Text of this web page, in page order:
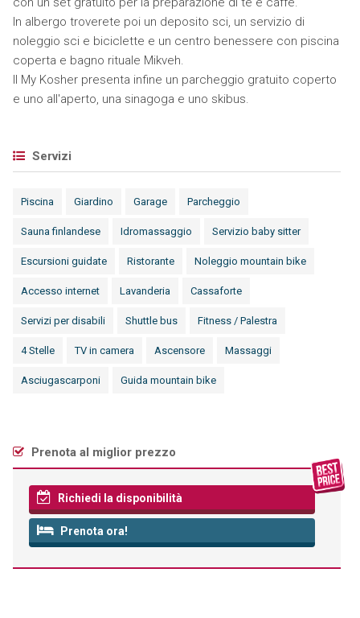
In albergo troverete poi un deposito sci, un servizio di
noleggio sci e biciclette e un centro benessere con piscina
coperta e bagno rituale Mikveh.
Il My Kosher presenta infine un parcheggio gratuito coperto
e uno all'aperto, una sinagoga e uno skibus.
Servizi
Piscina Giardino Garage Parcheggio
Sauna finlandese Idromassaggio Servizio baby sitter
Escursioni guidate Ristorante Noleggio mountain bike
Accesso internet Lavanderia Cassaforte
Servizi per disabili Shuttle bus Fitness / Palestra
4 Stelle TV in camera Ascensore Massaggi
Asciugascarponi Guida mountain bike
Prenota al miglior prezzo
Richiedi la disponibilità
Prenota ora!